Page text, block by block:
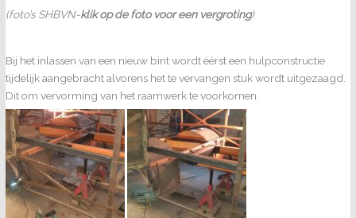
(foto’s SHBVN-klik op de foto voor een vergroting)
Bij het inlassen van een nieuw bint wordt éérst een hulpconstructie
tijdelijk aangebracht alvorens het te vervangen stuk wordt uitgezaagd.
Dit om vervorming van het raamwerk te voorkomen.